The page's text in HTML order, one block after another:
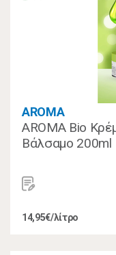
AROMA
AROMA Bio
Βάλσαμο 200ml
14,95€/λίτρο